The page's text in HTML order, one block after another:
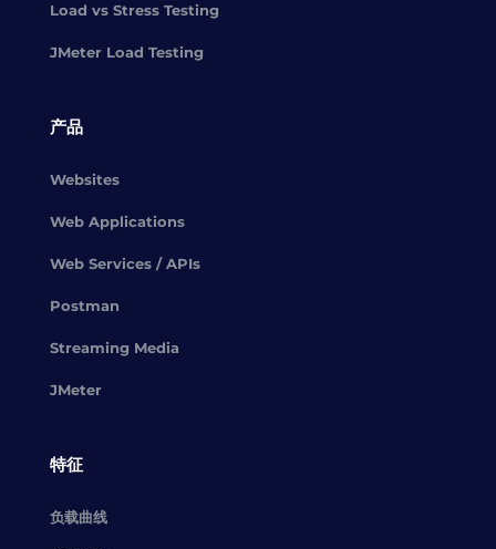
Load vs Stress Testing
JMeter Load Testing
产品
Websites
Web Applications
Web Services / APIs
Postman
Streaming Media
JMeter
特征
负载曲线